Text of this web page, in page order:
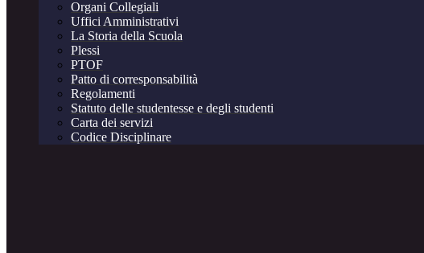
Organi Collegiali
Uffici Amministrativi
La Storia della Scuola
Plessi
PTOF
Patto di corresponsabilità
Regolamenti
Statuto delle studentesse e degli studenti
Carta dei servizi
Codice Disciplinare